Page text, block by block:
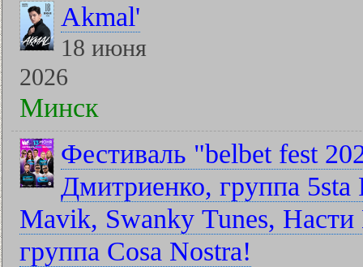
Akmal'
18 июня
2026
Минск
Фестиваль "belbet fest
Дмитриенко, группа
Mavik, Swanky Tunes, Насти
группа Cosa Nostra!